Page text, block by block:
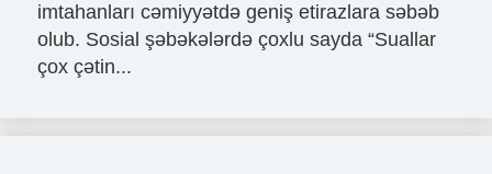
imtahanları cəmiyyətdə geniş etirazlara səbəb
olub. Sosial şəbəkələrdə çoxlu sayda “Suallar
çox çətin...